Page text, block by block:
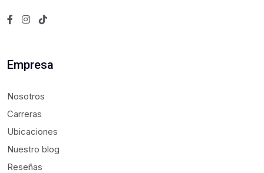
Empresa
Nosotros
Carreras
Ubicaciones
Nuestro blog
Reseñas